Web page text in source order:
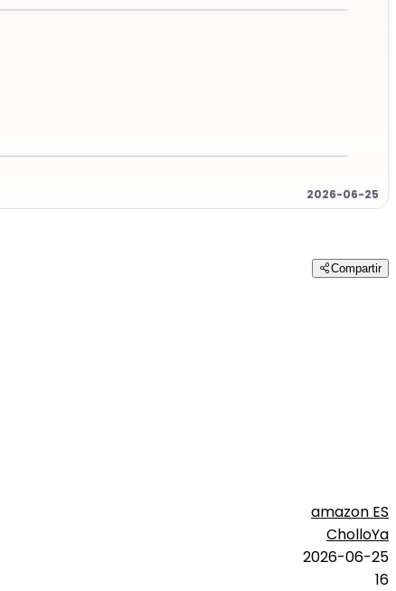
2026-06-25
Compartir
amazon ES
CholloYa
2026-06-25
16